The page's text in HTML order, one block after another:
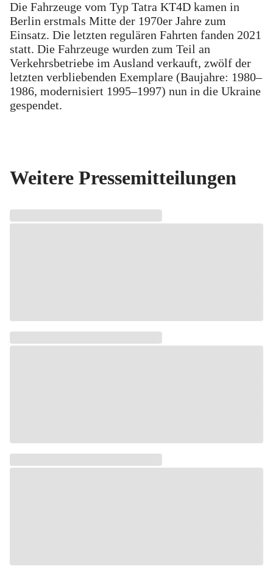
Die Fahrzeuge vom Typ Tatra KT4D kamen in
Berlin erstmals Mitte der 1970er Jahre zum
Einsatz. Die letzten regulären Fahrten fanden 2021
statt. Die Fahrzeuge wurden zum Teil an
Verkehrsbetriebe im Ausland verkauft, zwölf der
letzten verbliebenden Exemplare (Baujahre: 1980–
1986, modernisiert 1995–1997) nun in die Ukraine
gespendet.
Weitere Pressemitteilungen